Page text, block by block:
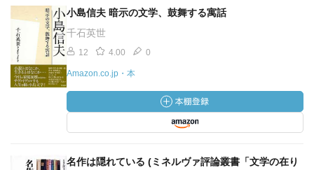
小島信夫 暗示の文学、鼓舞する寓話
千石英世
12 4.00 0
Amazon.co.jp・本
名作は隠れている (ミネルヴァ評論叢書「文学の在り